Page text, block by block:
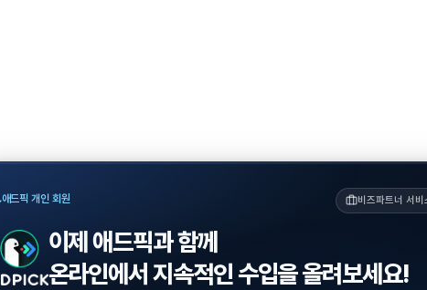
애드픽 개인 회원 비즈파트너 서비
이제 애드픽과 함께
온라인에서 지속적인 수입을 올려보세요!